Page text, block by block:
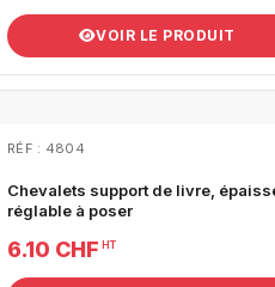
VOIR LE PRODUIT
RÉF : 4804
Chevalets support de livre,
réglable à poser
6.10 CHF HT